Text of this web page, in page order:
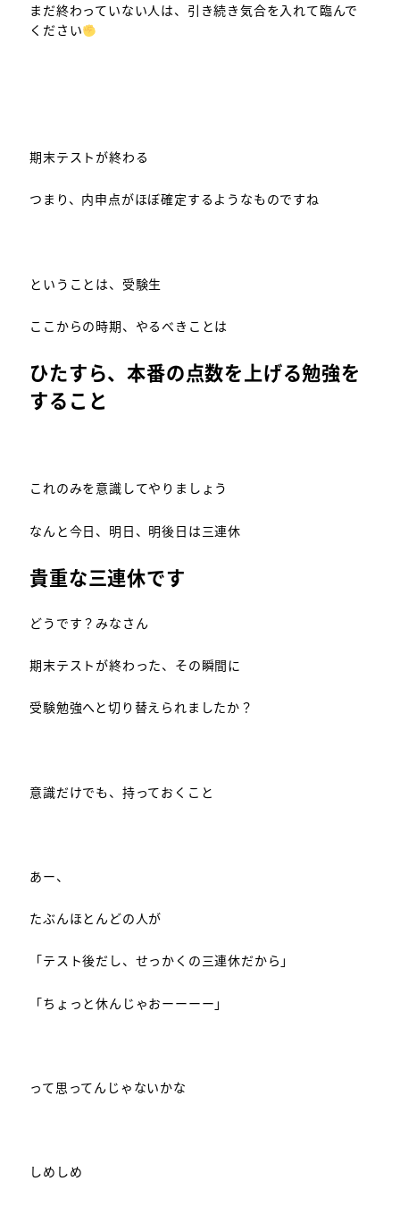
まだ終わっていない人は、引き続き気合を入れて臨んで
ください
期末テストが終わる
つまり、内申点がほぼ確定するようなものですね
ということは、受験生
ここからの時期、やるべきことは
ひたすら、本番の点数を上げる勉強を
すること
これのみを意識してやりましょう
なんと今日、明日、明後日は三連休
貴重な三連休です
どうです？みなさん
期末テストが終わった、その瞬間に
受験勉強へと切り替えられましたか？
意識だけでも、持っておくこと
あー、
たぶんほとんどの人が
「テスト後だし、せっかくの三連休だから」
「ちょっと休んじゃおーーーー」
って思ってんじゃないかな
しめしめ